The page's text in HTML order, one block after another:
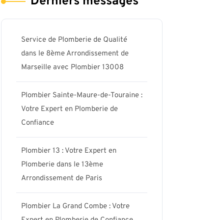
Service de Plomberie de Qualité
dans le 8ème Arrondissement de
Marseille avec Plombier 13008
Plombier Sainte-Maure-de-Touraine :
Votre Expert en Plomberie de
Confiance
Plombier 13 : Votre Expert en
Plomberie dans le 13ème
Arrondissement de Paris
Plombier La Grand Combe : Votre